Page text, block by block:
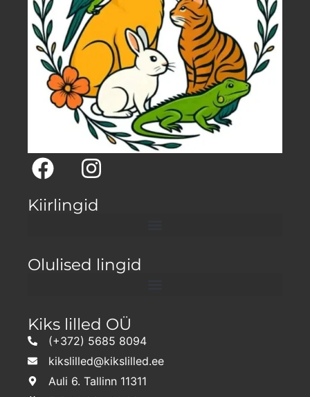
Kiirlingid
Olulised lingid
Kiks lilled OÜ
(+372) 5685 8094
kikslilled@kikslilled.ee
Auli 6. Tallinn 11311